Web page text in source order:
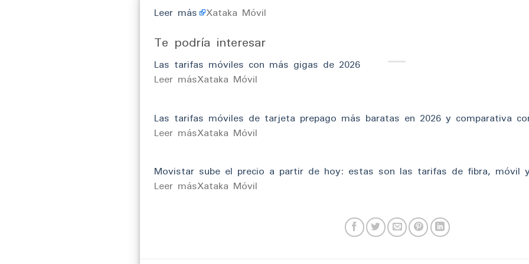
Leer más Xataka Móvil
Te podría interesar
Las tarifas móviles con más gigas de 2026
​Leer másXataka Móvil
Las tarifas móviles de tarjeta prepago más baratas en 2026 y comparativa
​Leer másXataka Móvil
Movistar sube el precio a partir de hoy: estas son las tarifas de fibra, móvil
​Leer másXataka Móvil